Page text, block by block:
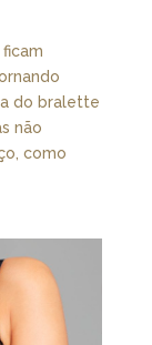
do bralette
não
como